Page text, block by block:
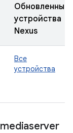
Обновленные
устройства
Nexus
Все
устройства